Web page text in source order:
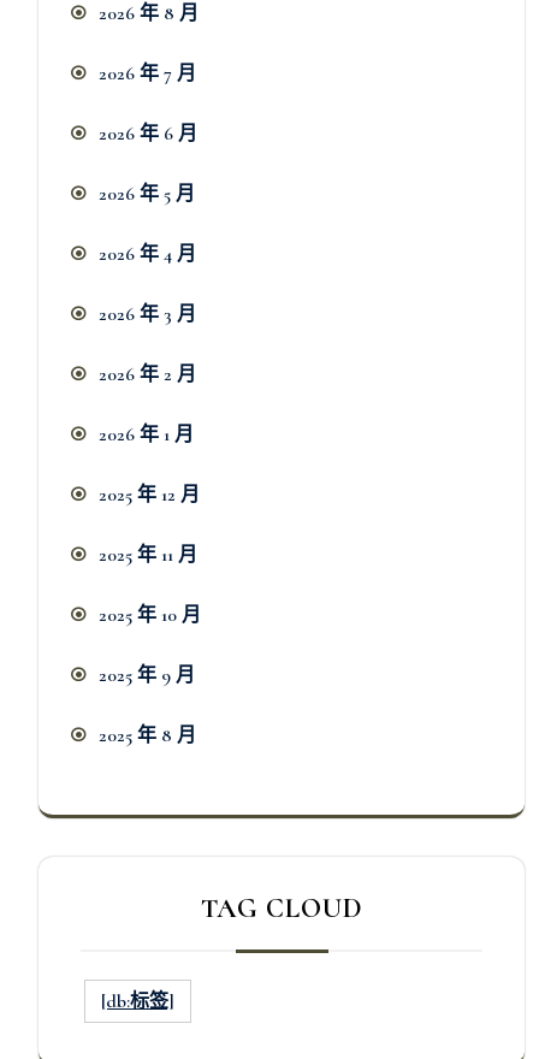
2026 年 8 月
2026 年 7 月
2026 年 6 月
2026 年 5 月
2026 年 4 月
2026 年 3 月
2026 年 2 月
2026 年 1 月
2025 年 12 月
2025 年 11 月
2025 年 10 月
2025 年 9 月
2025 年 8 月
TAG CLOUD
[db:标签]